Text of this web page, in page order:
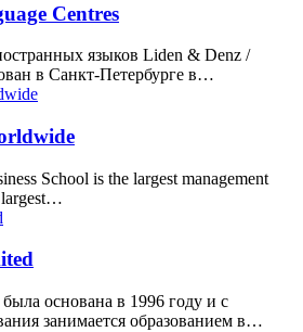
Centres
языков Liden & Denz /
в Санкт-Петербурге в…
School is the largest management
largest…
основана в 1996 году и с
занимается образованием в…